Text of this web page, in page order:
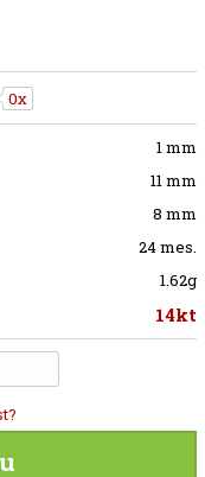
0x
1 mm
11 mm
8 mm
24 mes.
1.62g
14kt